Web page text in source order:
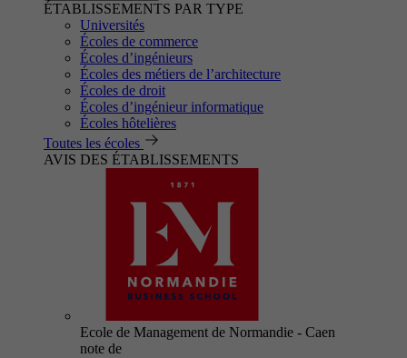
ÉTABLISSEMENTS PAR TYPE
Universités
Écoles de commerce
Écoles d’ingénieurs
Écoles des métiers de l’architecture
Écoles de droit
Écoles d’ingénieur informatique
Écoles hôtelières
Toutes les écoles
AVIS DES ÉTABLISSEMENTS
Ecole de Management de Normandie - Caen
note de